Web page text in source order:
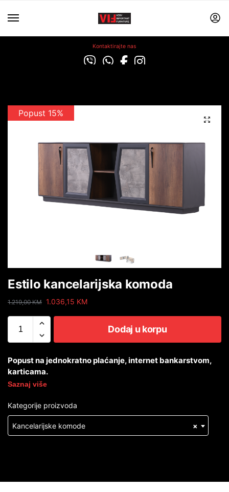
Kontaktirajte nas
Popust 15%
Estilo kancelarijska komoda
1.219,00KM 1.036,15 KM
Dodaj u korpu
Popust na jednokratno plaćanje, internet bankarstvom,
karticama.
Saznaj više
Kategorije proizvoda
×
Kancelarijske komode